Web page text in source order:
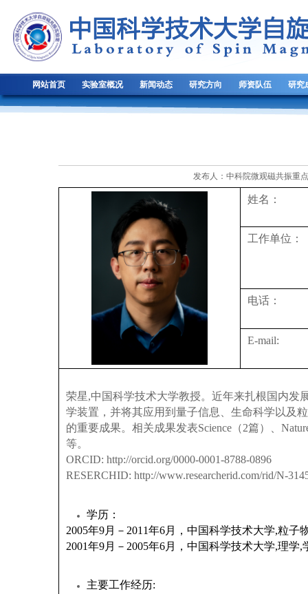
网站首页 实验室概况 新闻动态 研究方向 师资队伍 研究
发布人：中科院微观磁共振重
姓名：
工作单位：
电话：
E-mail:
荣星,中国科学技术大学教授。近年来扎根国内发
学装置，并将其应用到量子信息、生命科学以及
的重要成果。相关成果发表Science （2篇）、
等。
ORCID: http://orcid.org/0000-0001-8788-0896
RESERCHID: http://www.researcherid.com/rid/N-
学历：
2005年9月－ 2011年6月，中国科学技术大学,粒子
2001年9月－ 2005年6月，中国科学技术大学,理学,
主要工作经历: